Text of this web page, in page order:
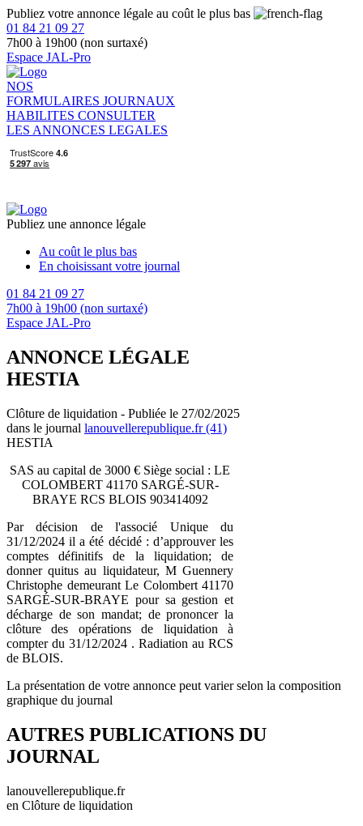
Publiez votre annonce légale au coût le plus bas
01 84 21 09 27
7h00 à 19h00 (non surtaxé)
Espace JAL-Pro
NOS
FORMULAIRES JOURNAUX
HABILITES CONSULTER
LES ANNONCES LEGALES
Publiez une annonce légale
Au coût le plus bas
En choisissant votre journal
01 84 21 09 27
7h00 à 19h00 (non surtaxé)
Espace JAL-Pro
ANNONCE LÉGALE
HESTIA
Clôture de liquidation - Publiée le 27/02/2025
dans le journal lanouvellerepublique.fr (41)
HESTIA
SAS au capital de 3000 € Siège social : LE
COLOMBERT 41170 SARGÉ-SUR-
BRAYE RCS BLOIS 903414092
Par décision de l'associé Unique du
31/12/2024 il a été décidé : d’approuver les
comptes définitifs de la liquidation; de
donner quitus au liquidateur, M Guennery
Christophe demeurant Le Colombert 41170
SARGÉ-SUR-BRAYE pour sa gestion et
décharge de son mandat; de prononcer la
clôture des opérations de liquidation à
compter du 31/12/2024 . Radiation au RCS
de BLOIS.
La présentation de votre annonce peut varier selon la composition
graphique du journal
AUTRES PUBLICATIONS DU
JOURNAL
lanouvellerepublique.fr
en Clôture de liquidation